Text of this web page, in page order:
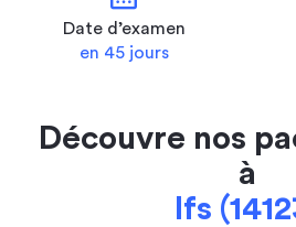
Date d’examen
en 45 jours
Découvre nos
à
Ifs